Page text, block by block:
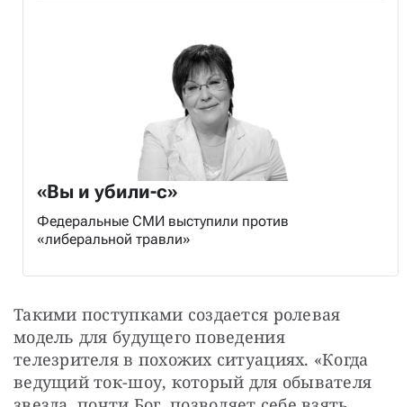
«Вы и убили-с»
Федеральные СМИ выступили против
«либеральной травли»
Такими поступками создается ролевая
модель для будущего поведения
телезрителя в похожих ситуациях. «Когда
ведущий ток-шоу, который для обывателя